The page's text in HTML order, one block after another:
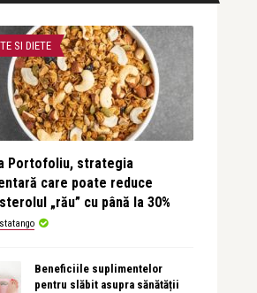
SI DIETE
Portofoliu, strategia
care poate reduce
„rău” cu până la 30%
Beneficiile suplimentelor
pentru slăbit asupra sănătății